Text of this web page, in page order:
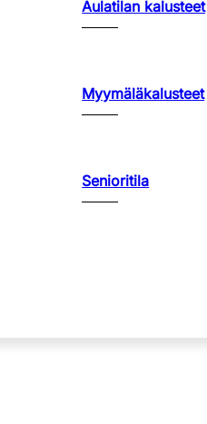
Aulatilan kalusteet
Myymäläkalusteet
Senioritila